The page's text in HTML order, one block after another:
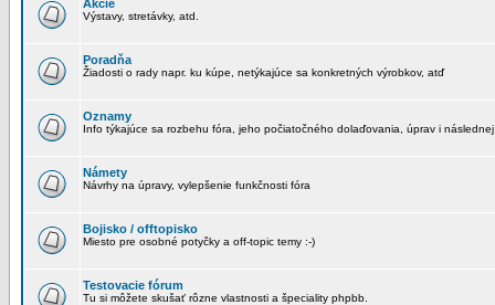
Akcie
Výstavy, stretávky, atd.
Poradňa
Žiadosti o rady napr. ku kúpe, netýkajúce sa konkretných výrobkov, atď
Oznamy
Info týkajúce sa rozbehu fóra, jeho počiatočného dolaďovania, úprav i následnej
Námety
Návrhy na úpravy, vylepšenie funkčnosti fóra
Bojisko / offtopisko
Miesto pre osobné potyčky a off-topic temy :-)
Testovacie fórum
Tu si môžete skušať rôzne vlastnosti a špeciality phpbb.